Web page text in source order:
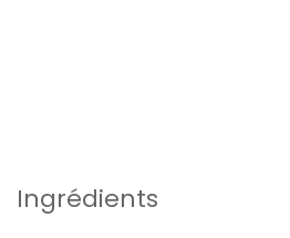
Ingrédients